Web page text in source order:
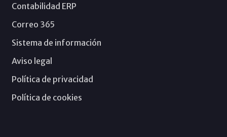
Contabilidad ERP
Correo 365
Sistema de información
Aviso legal
Política de privacidad
Política de cookies